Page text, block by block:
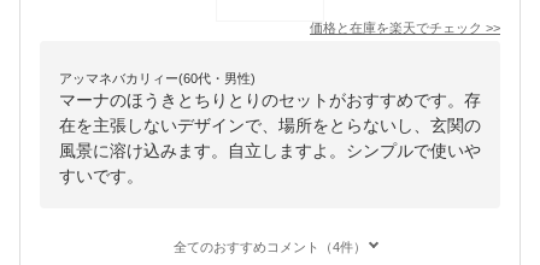
価格と在庫を楽天でチェック >>
アッマネバカリィー(60代・男性)
マーナのほうきとちりとりのセットがおすすめです。存
在を主張しないデザインで、場所をとらないし、玄関の
風景に溶け込みます。自立しますよ。シンプルで使いや
すいです。
全てのおすすめコメント（4件）